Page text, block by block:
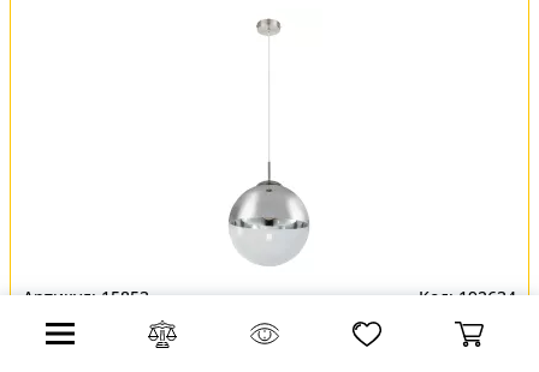
15853 192634
Подвесной светильник Varus 15853